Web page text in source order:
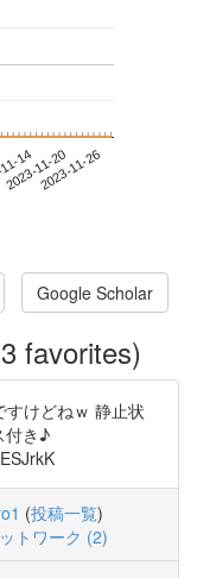
14
2023-11-202023-11-26
Google Scholar
favorites)
けどねｗ 静止状
付き♪
(投稿一覧)
トワーク (2)